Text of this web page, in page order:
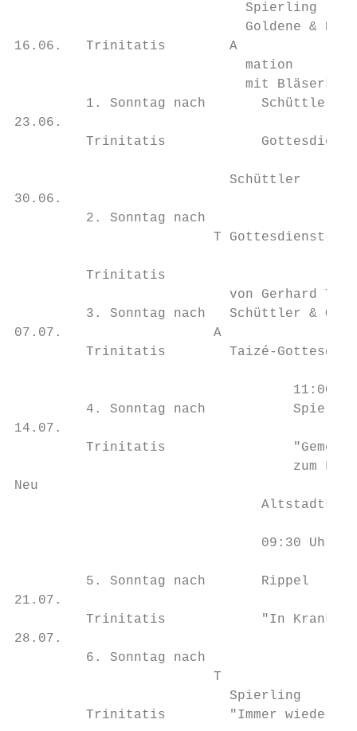
Spierling
Goldene &
16.06.   Trinitatis        A
mation
mit
1. Sonntag nach       Schüttler
23.06.
Trinitatis
                           Schüttler
30.06.
         2. Sonntag nach
T Gottesdienst
Trinitatis
von Gerhard
3. Sonntag nach   Schüttler &
07.07.                   A
Trinitatis        Taizé-
11:00
4. Sonntag nach
14.07.
Trinitatis
zum
Neu
09:30 Uhr
5. Sonntag nach       Rippel
21.07.
Trinitatis            "In
28.07.
         6. Sonntag nach
                         T
Spierling
Trinitatis        "Immer wieder